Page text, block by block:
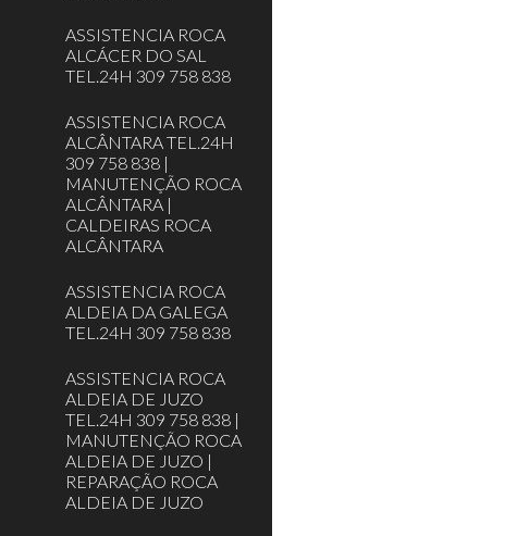
ASSISTENCIA ROCA
ALCÁCER DO SAL
TEL.24H 309 758 838
ASSISTENCIA ROCA
ALCÂNTARA TEL.24H
309 758 838 |
MANUTENÇÃO ROCA
ALCÂNTARA |
CALDEIRAS ROCA
ALCÂNTARA
ASSISTENCIA ROCA
ALDEIA DA GALEGA
TEL.24H 309 758 838
ASSISTENCIA ROCA
ALDEIA DE JUZO
TEL.24H 309 758 838 |
MANUTENÇÃO ROCA
ALDEIA DE JUZO |
REPARAÇÃO ROCA
ALDEIA DE JUZO